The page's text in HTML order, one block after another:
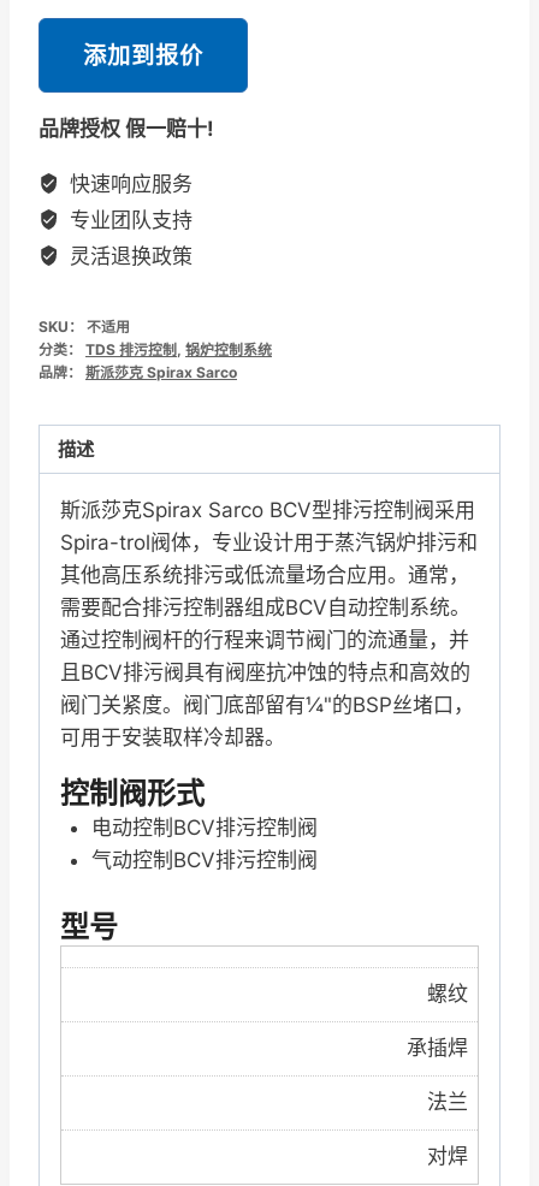
克
Spirax
BCV43
排
控
制
DN25/DN40
数
添加到报价
品牌授权 假一赔十!
快速响应服务
专业团队支持
灵活退换政策
SKU： 不适用
分类： TDS 排污控制 , 锅炉控制系统
品牌： 斯派莎克 Spirax Sarco
描述
斯派莎克Spirax Sarco BCV型排污控制阀采用
Spira-trol阀体，专业设计用于蒸汽锅炉排污和
其他高压系统排污或低流量场合应用。通常，
需要配合排污控制器组成BCV自动控制系统。
通过控制阀杆的行程来调节阀门的流通量，并
且BCV排污阀具有阀座抗冲蚀的特点和高效的
阀门关紧度。阀门底部留有¼"的BSP丝堵口，
可用于安装取样冷却器。
控制阀形式
电动控制BCV排污控制阀
气动控制BCV排污控制阀
型号
螺纹
承插焊
法兰
对焊